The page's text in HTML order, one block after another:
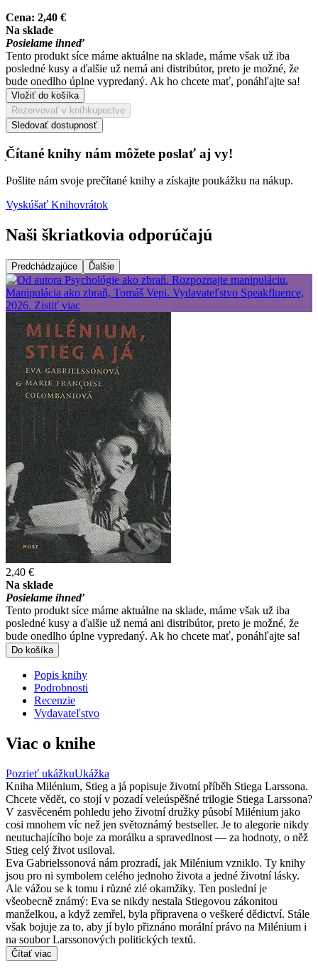
Cena: 2,40 €
Na sklade
Posielame ihneď
Tento produkt síce máme aktuálne na sklade, máme však už iba
posledné kusy a ďalšie už nemá ani distribútor, preto je možné, že
bude onedlho úplne vypredaný. Ak ho chcete mať, ponáhľajte sa!
Vložiť do košíka
Rezervovať v kníhkupectve
Sledovať dostupnosť
Čítané knihy nám môžete poslať aj vy!
Pošlite nám svoje prečítané knihy a získajte poukážku na nákup.
Vyskúšať Knihovrátok
Naši škriatkovia odporúčajú
Predchádzajúce Ďalšie
2,40 €
Na sklade
Posielame ihneď
Tento produkt síce máme aktuálne na sklade, máme však už iba
posledné kusy a ďalšie už nemá ani distribútor, preto je možné, že
bude onedlho úplne vypredaný. Ak ho chcete mať, ponáhľajte sa!
Do košíka
Popis knihy
Podrobnosti
Recenzie
Vydavateľstvo
Viac o knihe
Pozrieť ukážkuUkážka
Kniha Milénium, Stieg a já popisuje životní příběh Stiega Larssona.
Chcete vědět, co stojí v pozadí veleúspěšné trilogie Stiega Larssona?
V zasvěceném pohledu jeho životní družky působí Milénium jako
cosi mnohem víc než jen světoznámý bestseller. Je to alegorie nikdy
neutuchajícího boje za morálku a spravedlnost — za hodnoty, o něž
Stieg celý život usiloval.
Eva Gabrielssonová nám prozradí, jak Milénium vzniklo. Ty knihy
jsou pro ni symbolem celého jednoho života a jedné životní lásky.
Ale vážou se k tomu i různé zlé okamžiky. Ten poslední je
všeobecně známý: Eva se nikdy nestala Stiegovou zákonitou
manželkou, a když zemřel, byla připravena o veškeré dědictví. Stále
však bojuje za to, aby jí bylo přiznáno morální právo na Milénium i
na soubor Larssonových politických textů.
Čítať viac